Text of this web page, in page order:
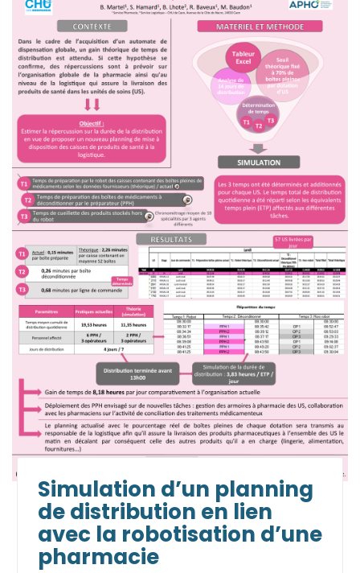
Simulation d’un planning
de distribution en lien
avec la robotisation d’une
pharmacie